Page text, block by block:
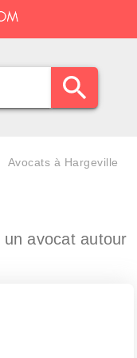
Avocats à Hargeville
un avocat autour